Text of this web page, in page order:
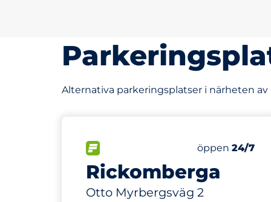
Alternativa parkeringsplatser i närheten av
Rickomberga
Otto Myrbergsväg 2
Antal
Totalt antal
Torsdag&nbsp
öppen 24/7
291 m